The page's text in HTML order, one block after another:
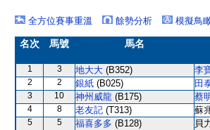
全方位賽事重溫
餘勢分析 模擬鳥
名次 馬號 馬名
1 3 地大大 (B352) 李
2 2 銀紙 (B025) 田
3 10 神州威龍 (B175) 蔡
4 8 老友記 (T313) 蘇
5 5 福喜多多 (B128) 貝